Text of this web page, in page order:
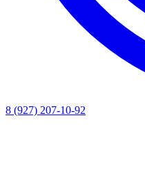
8 (927) 207-10-92